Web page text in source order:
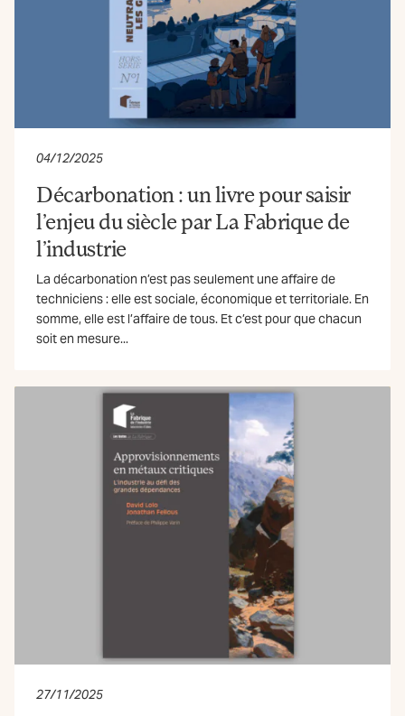
04/12/2025
Décarbonation : un livre pour saisir
l’enjeu du siècle par La Fabrique de
l’industrie
La décarbonation n’est pas seulement une affaire de
techniciens : elle est sociale, économique et territoriale. En
somme, elle est l’affaire de tous. Et c’est pour que chacun
soit en mesure...
27/11/2025